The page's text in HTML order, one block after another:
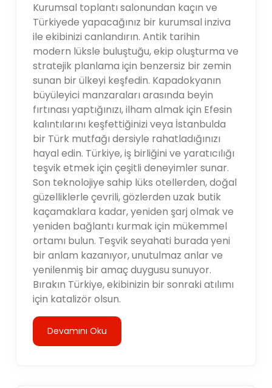
Kurumsal toplantı salonundan kaçın ve
Türkiyede yapacağınız bir kurumsal inziva
ile ekibinizi canlandırın. Antik tarihin
modern lüksle buluştuğu, ekip oluşturma ve
stratejik planlama için benzersiz bir zemin
sunan bir ülkeyi keşfedin. Kapadokyanın
büyüleyici manzaraları arasında beyin
fırtınası yaptığınızı, ilham almak için Efesin
kalıntılarını keşfettiğinizi veya İstanbulda
bir Türk mutfağı dersiyle rahatladığınızı
hayal edin. Türkiye, iş birliğini ve yaratıcılığı
teşvik etmek için çeşitli deneyimler sunar.
Son teknolojiye sahip lüks otellerden, doğal
güzelliklerle çevrili, gözlerden uzak butik
kaçamaklara kadar, yeniden şarj olmak ve
yeniden bağlantı kurmak için mükemmel
ortamı bulun. Teşvik seyahati burada yeni
bir anlam kazanıyor, unutulmaz anlar ve
yenilenmiş bir amaç duygusu sunuyor.
Bırakın Türkiye, ekibinizin bir sonraki atılımı
için katalizör olsun.
Devamını Oku